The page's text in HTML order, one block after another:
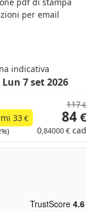
pdf di stampa
per email
indicativa
Lun 7 set 2026
33€
117€
84€
0,84000 € cad